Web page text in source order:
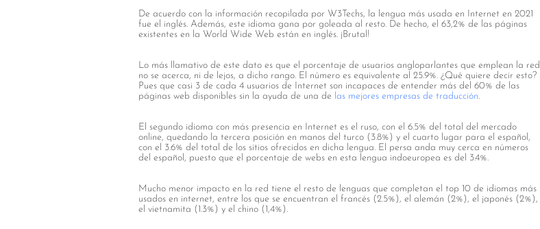
De acuerdo con la información recopilada por W3Techs, la lengua más usada en Internet en 2021
fue el inglés. Además, este idioma gana por goleada al resto. De hecho, el 63,2% de las páginas
existentes en la World Wide Web están en inglés. ¡Brutal!
Lo más llamativo de este dato es que el porcentaje de usuarios angloparlantes que emplean la red
no se acerca, ni de lejos, a dicho rango. El número es equivalente al 25.9%. ¿Qué quiere decir esto?
Pues que casi 3 de cada 4 usuarios de Internet son incapaces de entender más del 60% de las
páginas web disponibles sin la ayuda de una de las mejores empresas de traducción.
El segundo idioma con más presencia en Internet es el ruso, con el 6.5% del total del mercado
online, quedando la tercera posición en manos del turco (3.8%) y el cuarto lugar para el español,
con el 3.6% del total de los sitios ofrecidos en dicha lengua. El persa anda muy cerca en números
del español, puesto que el porcentaje de webs en esta lengua indoeuropea es del 3.4%.
Mucho menor impacto en la red tiene el resto de lenguas que completan el top 10 de idiomas más
usados en internet, entre los que se encuentran el francés (2.5%), el alemán (2%), el japonés (2%),
el vietnamita (1.3%) y el chino (1,4%).